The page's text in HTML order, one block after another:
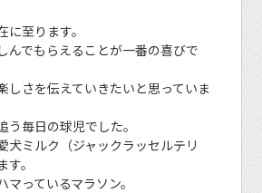
至ります。
んでもらえることが一番の喜びで
しさを伝えていきたいと思っていま
う毎日の球児でした。
犬ミルク（ジャックラッセルテリ
。
っているマラソン。